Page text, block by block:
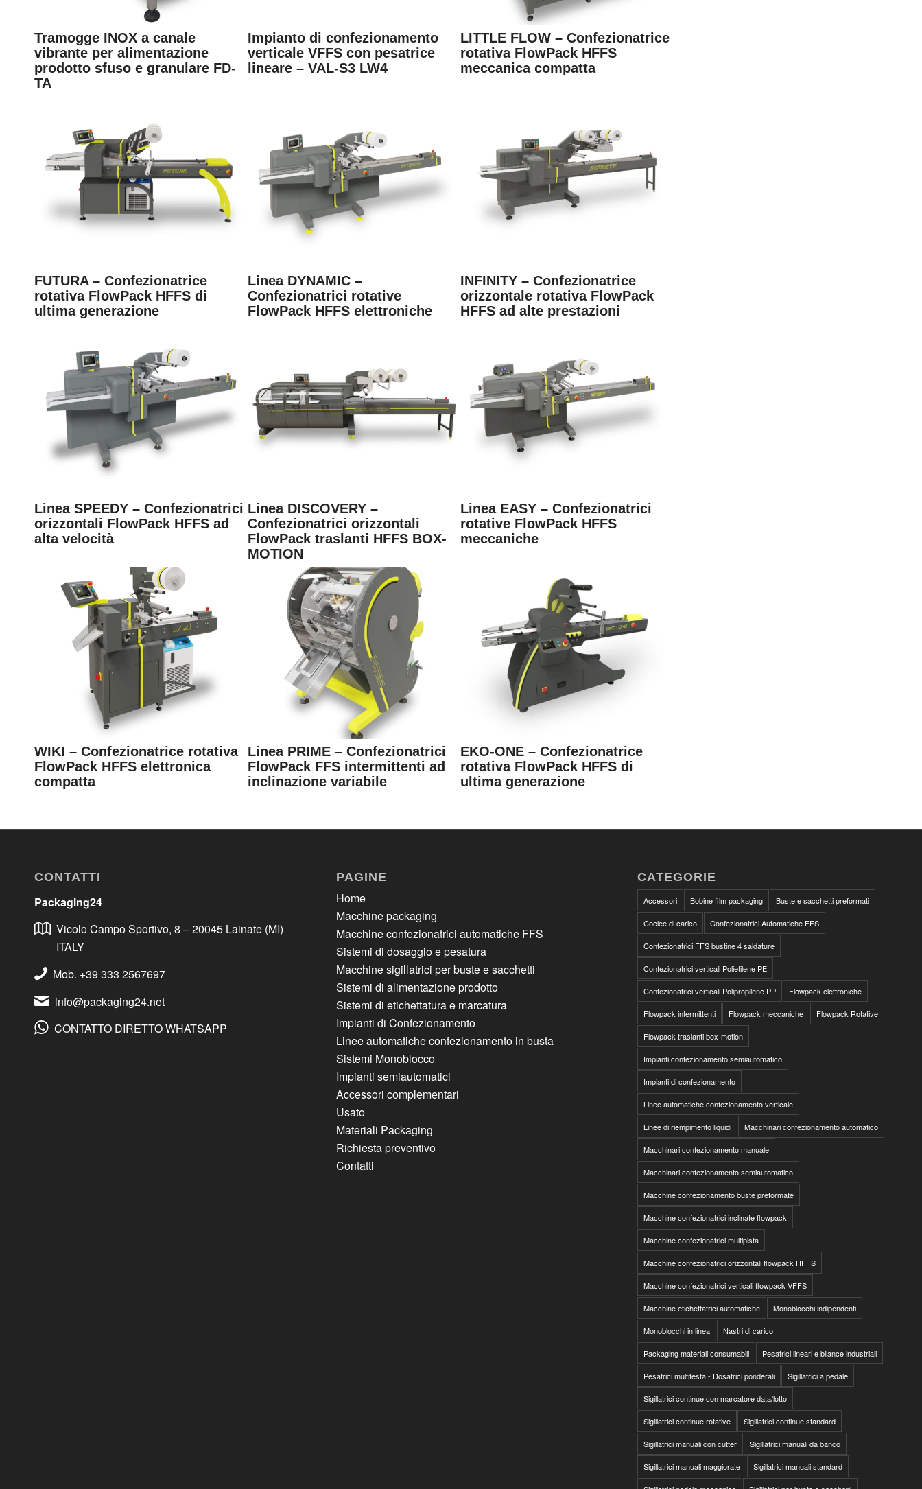
Tramogge INOX a canale
vibrante per alimentazione
prodotto sfuso e granulare FD-
TA
Impianto di confezionamento
verticale VFFS con pesatrice
lineare – VAL-S3 LW4
LITTLE FLOW – Confezionatrice
rotativa FlowPack HFFS
meccanica compatta
FUTURA – Confezionatrice
rotativa FlowPack HFFS di
ultima generazione
Linea DYNAMIC –
Confezionatrici rotative
FlowPack HFFS elettroniche
INFINITY – Confezionatrice
orizzontale rotativa FlowPack
HFFS ad alte prestazioni
Linea SPEEDY – Confezionatrici
orizzontali FlowPack HFFS ad
alta velocità
Linea DISCOVERY –
Confezionatrici orizzontali
FlowPack traslanti HFFS BOX-
MOTION
Linea EASY – Confezionatrici
rotative FlowPack HFFS
meccaniche
WIKI – Confezionatrice rotativa
FlowPack HFFS elettronica
compatta
Linea PRIME – Confezionatrici
FlowPack FFS intermittenti ad
inclinazione variabile
EKO-ONE – Confezionatrice
rotativa FlowPack HFFS di
ultima generazione
CONTATTI
Packaging24
Vicolo Campo Sportivo, 8 – 20045 Lainate (MI)
ITALY
Mob. +39 333 2567697
info@packaging24.net
CONTATTO DIRETTO WHATSAPP
PAGINE
Home
Macchine packaging
Macchine confezionatrici automatiche FFS
Sistemi di dosaggio e pesatura
Macchine sigillatrici per buste e sacchetti
Sistemi di alimentazione prodotto
Sistemi di etichettatura e marcatura
Impianti di Confezionamento
Linee automatiche confezionamento in busta
Sistemi Monoblocco
Impianti semiautomatici
Accessori complementari
Usato
Materiali Packaging
Richiesta preventivo
Contatti
CATEGORIE
Accessori Bobine film packaging Buste e sacchetti preformati
Coclee di carico Confezionatrici Automatiche FFS
Confezionatrici FFS bustine 4 saldature
Confezionatrici verticali Polietilene PE
Confezionatrici verticali Polipropilene PP Flowpack elettroniche
Flowpack intermittenti Flowpack meccaniche Flowpack Rotative
Flowpack traslanti box-motion
Impianti confezionamento semiautomatico
Impianti di confezionamento
Linee automatiche confezionamento verticale
Linee di riempimento liquidi Macchinari confezionamento automatico
Macchinari confezionamento manuale
Macchinari confezionamento semiautomatico
Macchine confezionamento buste preformate
Macchine confezionatrici inclinate flowpack
Macchine confezionatrici multipista
Macchine confezionatrici orizzontali flowpack HFFS
Macchine confezionatrici verticali flowpack VFFS
Macchine etichettatrici automatiche Monoblocchi indipendenti
Monoblocchi in linea Nastri di carico
Packaging materiali consumabili Pesatrici lineari e bilance industriali
Pesatrici multitesta - Dosatrici ponderali Sigillatrici a pedale
Sigillatrici continue con marcatore data/lotto
Sigillatrici continue rotative Sigillatrici continue standard
Sigillatrici manuali con cutter Sigillatrici manuali da banco
Sigillatrici manuali maggiorate Sigillatrici manuali standard